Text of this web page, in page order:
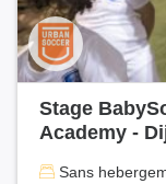
Stage
Academy -
Sans